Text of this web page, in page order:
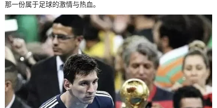
那一份属于足球的激情与热血。